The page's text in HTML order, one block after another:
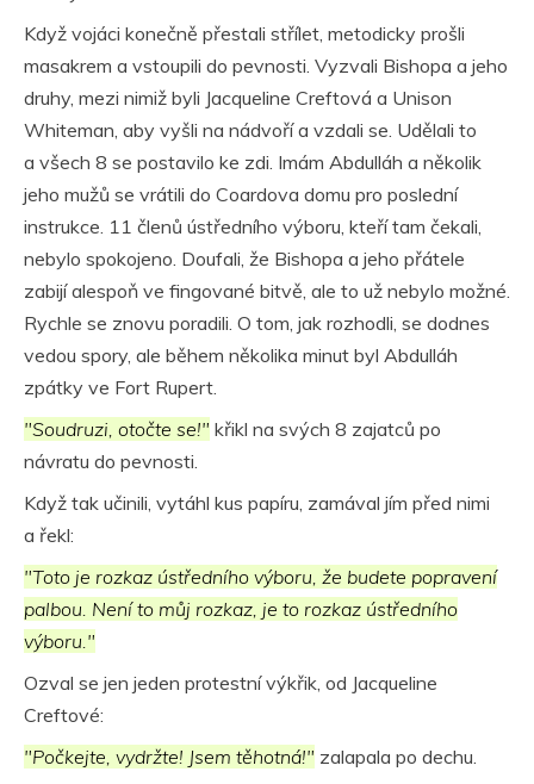
Když vojáci konečně přestali střílet, metodicky prošli
masakrem a vstoupili do pevnosti. Vyzvali Bishopa a jeho
druhy, mezi nimiž byli Jacqueline Creftová a Unison
Whiteman, aby vyšli na nádvoří a vzdali se. Udělali to
a všech 8 se postavilo ke zdi. Imám Abdulláh a několik
jeho mužů se vrátili do Coardova domu pro poslední
instrukce. 11 členů ústředního výboru, kteří tam čekali,
nebylo spokojeno. Doufali, že Bishopa a jeho přátele
zabijí alespoň ve fingované bitvě, ale to už nebylo možné.
Rychle se znovu poradili. O tom, jak rozhodli, se dodnes
vedou spory, ale během několika minut byl Abdulláh
zpátky ve Fort Rupert.
"Soudruzi, otočte se!" křikl na svých 8 zajatců po
návratu do pevnosti.
Když tak učinili, vytáhl kus papíru, zamával jím před nimi
a řekl:
"Toto je rozkaz ústředního výboru, že budete popravení
palbou. Není to můj rozkaz, je to rozkaz ústředního
výboru."
Ozval se jen jeden protestní výkřik, od Jacqueline
Creftové:
"Počkejte, vydržte! Jsem těhotná!" zalapala po dechu.